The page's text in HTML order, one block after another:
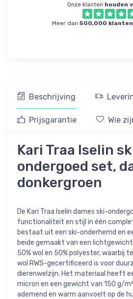
Onze klanten houden
Meer dan 500,000 klanten
Beschrijving
Prijsgarantie Wie
Kari Traa Iselin
ondergoed set,
donkergroen
De Kari Traa Iselin dames ski-
functionaliteit en stijl in één
bestaat uit een ski-onderhemd en
beide gemaakt van een
50% wol en 50% polyester, waarbij
wol RWS-gecertificeerd is voor
dierenwelzijn. Het materiaal heeft
micron en een gewicht van 150 g/
ademend en warm aanvoelt op de